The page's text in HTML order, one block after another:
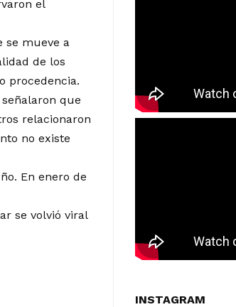
el
se mueve a
de los
procedencia.
que
relacionaron
no existe
En enero de
se volvió viral
INSTAGRAM